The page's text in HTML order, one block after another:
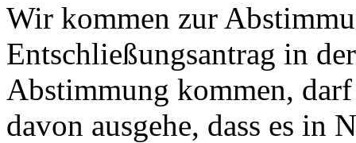
Wir kommen zur
Entschließungsantrag in
Abstimmung kommen,
davon ausgehe, dass es in